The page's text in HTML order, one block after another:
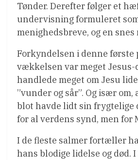
Tønder. Derefter følger et
undervisning formuleret
menighedsbreve, og en snes
Forkyndelsen i denne første
vækkelsen var meget
handlede meget om Jesu
”vunder og sår”. Og især om,
blot havde lidt sin frygtelige
for al verdens synd, men for
I de fleste salmer fortæller
hans blodige lidelse og død. I